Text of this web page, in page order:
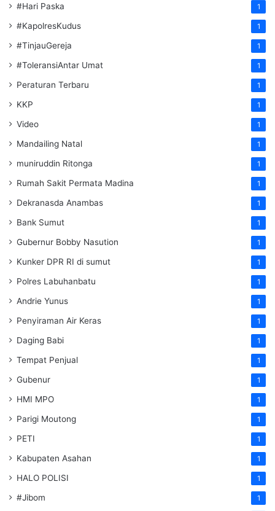
#Hari Paska 1
#KapolresKudus 1
#TinjauGereja 1
#ToleransiAntar Umat 1
Peraturan Terbaru 1
KKP 1
Video 1
Mandailing Natal 1
muniruddin Ritonga 1
Rumah Sakit Permata Madina 1
Dekranasda Anambas 1
Bank Sumut 1
Gubernur Bobby Nasution 1
Kunker DPR RI di sumut 1
Polres Labuhanbatu 1
Andrie Yunus 1
Penyiraman Air Keras 1
Daging Babi 1
Tempat Penjual 1
Gubenur 1
HMI MPO 1
Parigi Moutong 1
PETI 1
Kabupaten Asahan 1
HALO POLISI 1
#Jibom 1